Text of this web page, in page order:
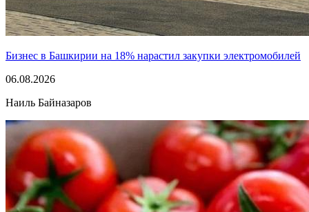
Бизнес в Башкирии на 18% нарастил закупки электромобилей
06.08.2026
Наиль Байназаров